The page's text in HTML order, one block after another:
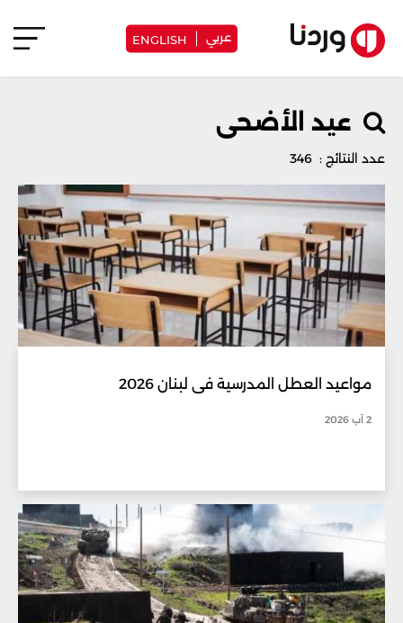
عربي ENGLISH
عيد الأضحى
عدد النتائج : 346
مواعيد العطل المدرسية في لبنان 2026
2 آب 2026